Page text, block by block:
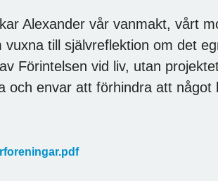
Alexander vår vanmakt, vårt
till självreflektion om det
Förintelsen vid liv, utan
och envar att förhindra att något